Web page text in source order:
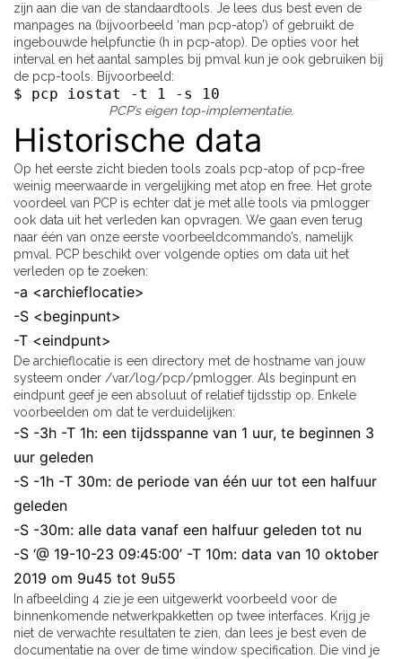
zijn aan die van de standaardtools. Je lees dus best even de
manpages na (bijvoorbeeld ‘man pcp-atop’) of gebruikt de
ingebouwde helpfunctie (h in pcp-atop). De opties voor het
interval en het aantal samples bij pmval kun je ook gebruiken bij
de pcp-tools. Bijvoorbeeld:
$ pcp iostat -t 1 -s 10
PCP’s eigen top-implementatie.
Historische data
Op het eerste zicht bieden tools zoals pcp-atop of pcp-free
weinig meerwaarde in vergelijking met atop en free. Het grote
voordeel van PCP is echter dat je met alle tools via pmlogger
ook data uit het verleden kan opvragen. We gaan even terug
naar één van onze eerste voorbeeldcommando’s, namelijk
pmval. PCP beschikt over volgende opties om data uit het
verleden op te zoeken:
-a <archieflocatie>
-S <beginpunt>
-T <eindpunt>
De archieflocatie is een directory met de hostname van jouw
systeem onder /var/log/pcp/pmlogger. Als beginpunt en
eindpunt geef je een absoluut of relatief tijdsstip op. Enkele
voorbeelden om dat te verduidelijken:
-S -3h -T 1h: een tijdsspanne van 1 uur, te beginnen 3
uur geleden
-S -1h -T 30m: de periode van één uur tot een halfuur
geleden
-S -30m: alle data vanaf een halfuur geleden tot nu
-S ‘@ 19-10-23 09:45:00’ -T 10m: data van 10 oktober
2019 om 9u45 tot 9u55
In afbeelding 4 zie je een uitgewerkt voorbeeld voor de
binnenkomende netwerkpakketten op twee interfaces. Krijg je
niet de verwachte resultaten te zien, dan lees je best even de
documentatie na over de time window specification. Die vind je